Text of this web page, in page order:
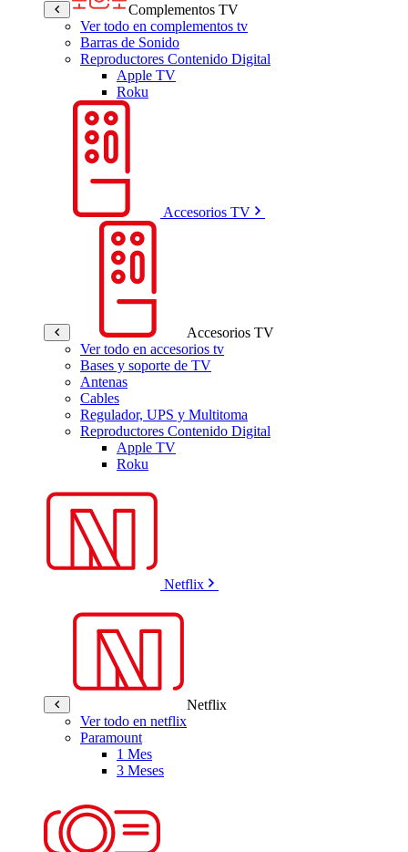
Complementos TV
Ver todo en complementos tv
Barras de Sonido
Reproductores Contenido Digital
Apple TV
Roku
Accesorios TV
Accesorios TV
Ver todo en accesorios tv
Bases y soporte de TV
Antenas
Cables
Regulador, UPS y Multitoma
Reproductores Contenido Digital
Apple TV
Roku
Netflix
Netflix
Ver todo en netflix
Paramount
1 Mes
3 Meses